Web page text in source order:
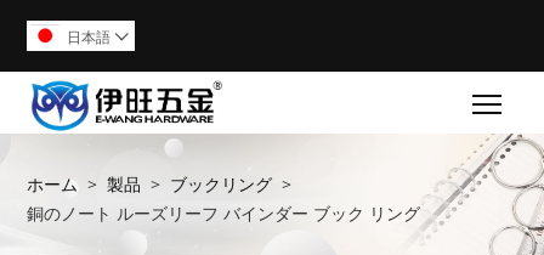
日本語 
ホーム > 製品 > ブックリング >
銅のノート ルーズリーフ バインダー ブック リング